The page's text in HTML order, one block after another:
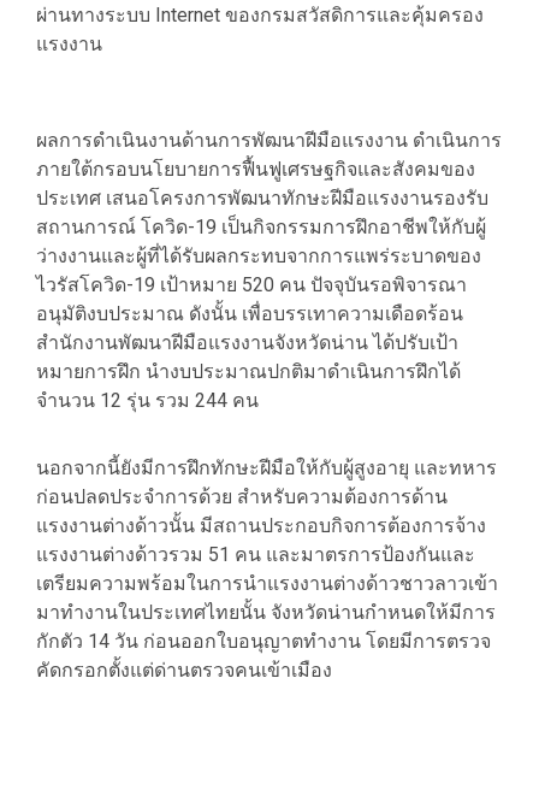
ผ่านทางระบบ Internet ของกรมสวัสดิการและคุ้มครอง
แรงงาน
ผลการดำเนินงานด้านการพัฒนาฝีมือแรงงาน ดำเนินการ
ภายใต้กรอบนโยบายการฟื้นฟูเศรษฐกิจและสังคมของ
ประเทศ เสนอโครงการพัฒนาทักษะฝีมือแรงงานรองรับ
สถานการณ์ โควิด-19 เป็นกิจกรรมการฝึกอาชีพให้กับผู้
ว่างงานและผู้ที่ได้รับผลกระทบจากการแพร่ระบาดของ
ไวรัสโควิด-19 เป้าหมาย 520 คน ปัจจุบันรอพิจารณา
อนุมัติงบประมาณ ดังนั้น เพื่อบรรเทาความเดือดร้อน
สำนักงานพัฒนาฝีมือแรงงานจังหวัดน่าน ได้ปรับเป้า
หมายการฝึก นำงบประมาณปกติมาดำเนินการฝึกได้
จำนวน 12 รุ่น รวม 244 คน
นอกจากนี้ยังมีการฝึกทักษะฝีมือให้กับผู้สูงอายุ และทหาร
ก่อนปลดประจำการด้วย สำหรับความต้องการด้าน
แรงงานต่างด้าวนั้น มีสถานประกอบกิจการต้องการจ้าง
แรงงานต่างด้าวรวม 51 คน และมาตรการป้องกันและ
เตรียมความพร้อมในการนำแรงงานต่างด้าวชาวลาวเข้า
มาทำงานในประเทศไทยนั้น จังหวัดน่านกำหนดให้มีการ
กักตัว 14 วัน ก่อนออกใบอนุญาตทำงาน โดยมีการตรวจ
คัดกรอกตั้งแต่ด่านตรวจคนเข้าเมือง